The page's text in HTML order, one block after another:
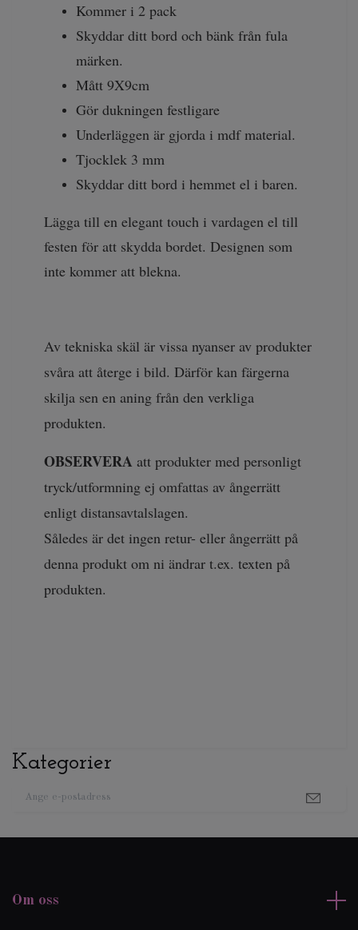
Kategorier
Kommer i 2 pack
Skyddar ditt bord och bänk från fula
märken.
Mått 9X9cm
Gör dukningen festligare
Underläggen är gjorda i mdf material.
Tjocklek 3 mm
Skyddar ditt bord i hemmet el i baren.
Lägga till en elegant touch i vardagen el till
festen för att skydda bordet. Designen som
inte kommer att blekna.
Av tekniska skäl är vissa nyanser av produkter
svåra att återge i bild. Därför kan färgerna
skilja sen en aning från den verkliga
produkten.
OBSERVERA att produkter med personligt
tryck/utformning ej omfattas av ångerrätt
enligt distansavtalslagen.
Således är det ingen retur- eller ångerrätt på
denna produkt om ni ändrar t.ex. texten på
produkten.
Om oss